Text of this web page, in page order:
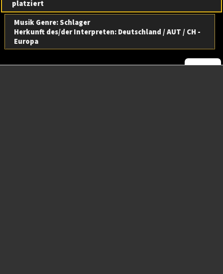
platziert
Musik Genre: Schlager
Herkunftdes/der Interpreten:Deutschland / AUT / CH -
Europa